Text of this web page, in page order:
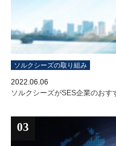
ソルクシーズの取り組み
2022.06.06
ソルクシーズがSES企業のおす
03